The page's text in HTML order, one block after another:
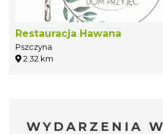
Restauracja Hawana
Pszczyna
2.32 km
WYDARZENIA